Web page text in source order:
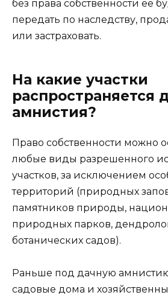
без права собственности ее
передать по наследству,
или застраховать.
На какие участки
распространяется
амнистия?
Право собственности можно
любые виды разрешенного
участков, за исключением
территорий (природных
памятников природы,
природных парков,
ботанических садов).
Раньше под дачную
садовые дома и